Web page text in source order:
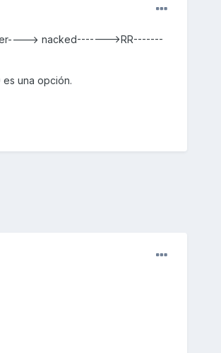
> nacked------->RR-------
es una opción.